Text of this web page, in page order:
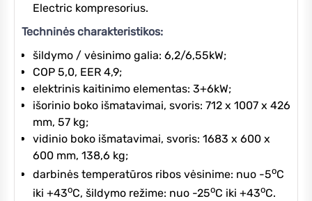
Electric kompresorius.
Techninės charakteristikos:
šildymo / vėsinimo galia: 6,2/6,55kW;
COP 5,0, EER 4,9;
elektrinis kaitinimo elementas: 3+6kW;
išorinio boko išmatavimai, svoris: 712 x 1007 x 426
mm, 57 kg;
vidinio boko išmatavimai, svoris: 1683 x 600 x
600 mm, 138,6 kg;
darbinės temperatūros ribos vėsinime: nuo -5oC
iki +43oC, šildymo režime: nuo -25oC iki +43oC.